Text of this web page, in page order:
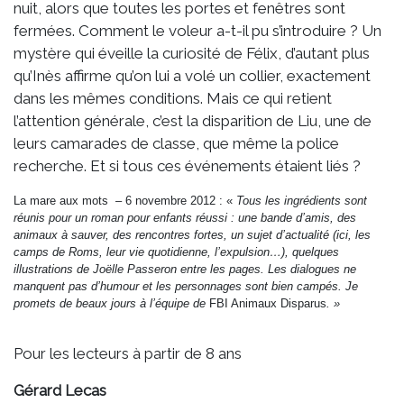
ordinaire
nuit, alors que toutes les portes et fenêtres sont
fermées. Comment le voleur a-t-il pu s’introduire ? Un
mystère qui éveille la curiosité de Félix, d’autant plus
qu’Inès affirme qu’on lui a volé un collier, exactement
dans les mêmes conditions. Mais ce qui retient
l’attention générale, c’est la disparition de Liu, une de
leurs camarades de classe, que même la police
recherche. Et si tous ces événements étaient liés ?
La mare aux mots – 6 novembre 2012 : « Tous les ingrédients sont
réunis pour un roman pour enfants réussi : une bande d’amis, des
animaux à sauver, des rencontres fortes, un sujet d’actualité (ici, les
camps de Roms, leur vie quotidienne, l’expulsion…), quelques
illustrations de Joëlle Passeron entre les pages. Les dialogues ne
manquent pas d’humour et les personnages sont bien campés. Je
promets de beaux jours à l’équipe de FBI Animaux Disparus . »
Pour les lecteurs à partir de 8 ans
Gérard Lecas